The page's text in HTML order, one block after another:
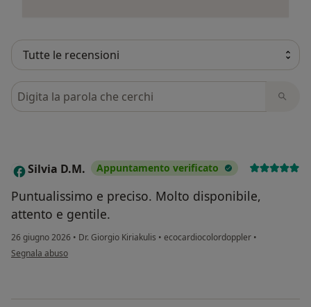
Cerca nelle recensioni
S Silvia D.M. Appuntamento verificato
Puntualissimo e preciso. Molto disponibile,
attento e gentile.
26 giugno 2026 • Dr. Giorgio Kiriakulis • ecocardiocolordoppler •
secondo l'opinione dell'utente Silvia D.M.
Segnala abuso